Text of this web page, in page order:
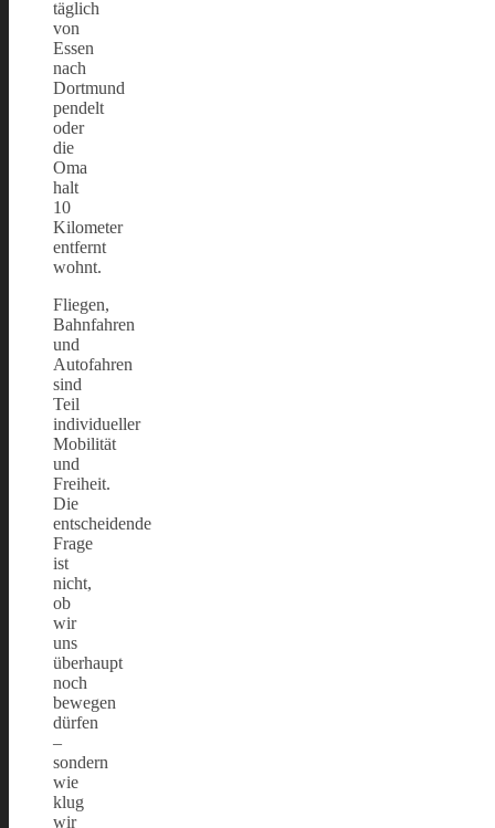
täglich
von
Essen
nach
Dortmund
pendelt
oder
die
Oma
halt
10
Kilometer
entfernt
wohnt.
Fliegen,
Bahnfahren
und
Autofahren
sind
Teil
individueller
Mobilität
und
Freiheit.
Die
entscheidende
Frage
ist
nicht,
ob
wir
uns
überhaupt
noch
bewegen
dürfen
–
sondern
wie
klug
wir